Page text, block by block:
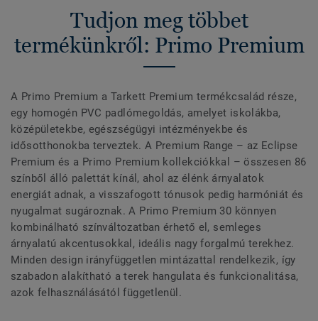
Tudjon meg többet
termékünkről: Primo Premium
A Primo Premium a Tarkett Premium termékcsalád része,
egy homogén PVC padlómegoldás, amelyet iskolákba,
középületekbe, egészségügyi intézményekbe és
idősotthonokba terveztek. A Premium Range – az Eclipse
Premium és a Primo Premium kollekciókkal – összesen 86
színből álló palettát kínál, ahol az élénk árnyalatok
energiát adnak, a visszafogott tónusok pedig harmóniát és
nyugalmat sugároznak. A Primo Premium 30 könnyen
kombinálható színváltozatban érhető el, semleges
árnyalatú akcentusokkal, ideális nagy forgalmú terekhez.
Minden design irányfüggetlen mintázattal rendelkezik, így
szabadon alakítható a terek hangulata és funkcionalitása,
azok felhasználásától függetlenül.